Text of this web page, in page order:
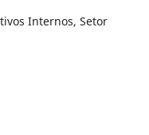
Internos, Setor